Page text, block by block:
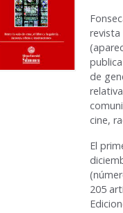
revista
de
cine,
El
205